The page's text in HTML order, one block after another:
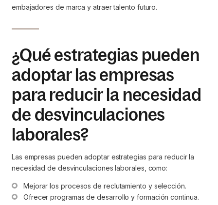
embajadores de marca y atraer talento futuro.
¿Qué estrategias pueden
adoptar las empresas
para reducir la necesidad
de desvinculaciones
laborales?
Las empresas pueden adoptar estrategias para reducir la
necesidad de desvinculaciones laborales, como:
Mejorar los procesos de reclutamiento y selección.
Ofrecer programas de desarrollo y formación continua.